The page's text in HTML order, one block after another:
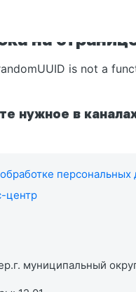
на
is not a
нужное в
персональных
центр
муниципальный